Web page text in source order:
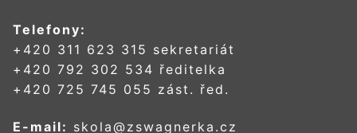
Telefony:
+420 311 623 315 sekretariát
+420 792 302 534 ředitelka
+420 725 745 055 zást. řed.
E-mail: skola@zswagnerka.cz